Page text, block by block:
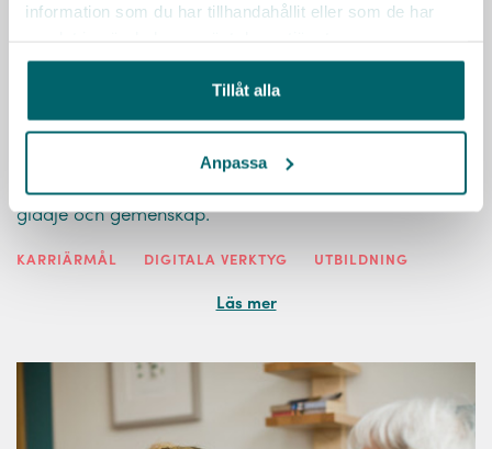
information som du har tillhandahållit eller som de har
Tillåt alla
Anpassa
Ett jobb hos Ung Omsorg ett perfekt första steg ut i
arbetslivet för dig under 18. Vi besöker äldreboenden
under helger för att ordna aktiviteter som skapar
glädje och gemenskap.
KARRIÄRMÅL DIGITALA VERKTYG UTBILDNING
Läs mer